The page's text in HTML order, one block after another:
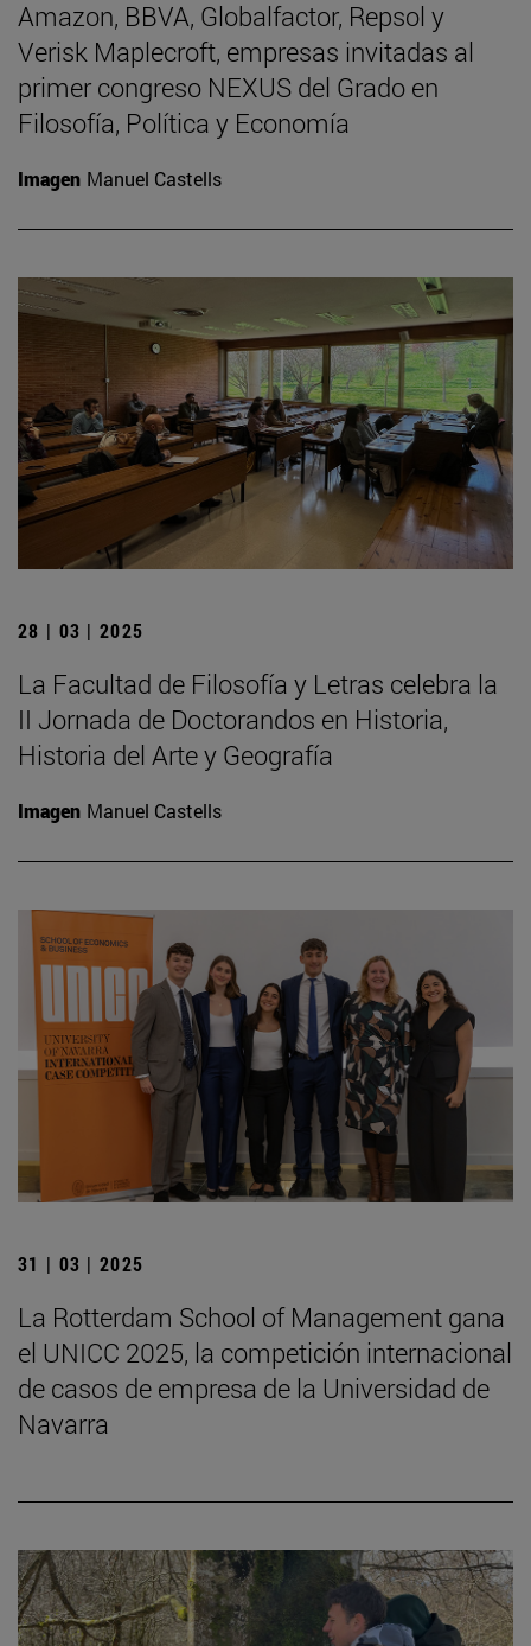
Amazon, BBVA, Globalfactor, Repsol y
Verisk Maplecroft, empresas invitadas al
primer congreso NEXUS del Grado en
Filosofía, Política y Economía
Imagen Manuel Castells
28 | 03 | 2025
La Facultad de Filosofía y Letras celebra la
II Jornada de Doctorandos en Historia,
Historia del Arte y Geografía
Imagen Manuel Castells
31 | 03 | 2025
La Rotterdam School of Management gana
el UNICC 2025, la competición internacional
de casos de empresa de la Universidad de
Navarra